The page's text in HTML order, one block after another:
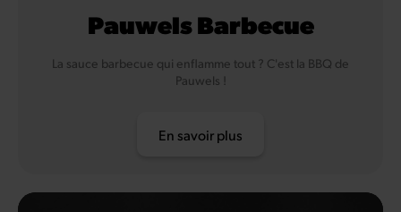
Pauwels Barbecue
La sauce barbecue qui enflamme tout ? C'est la BBQ de
Pauwels !
En savoir plus